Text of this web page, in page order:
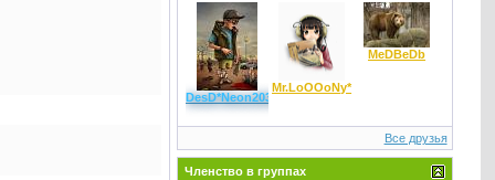
DesD*Neon2033
Mr.LoOOoNy*
MeDBeDb
Все друзья
Членство в группах